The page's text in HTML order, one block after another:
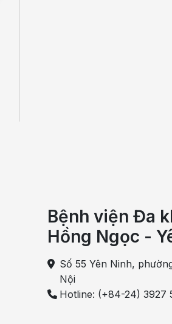
Bệnh viện Đa
Hồng Ngọc -
Số 55 Yên Ninh,
Nội
Hotline: (+84-24) 3927